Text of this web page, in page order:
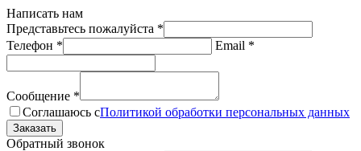
Написать нам
Представьтесь пожалуйста *
Телефон * Email *
Сообщение *
Соглашаюсь сПолитикой обработки персональных данных
Обратный звонок